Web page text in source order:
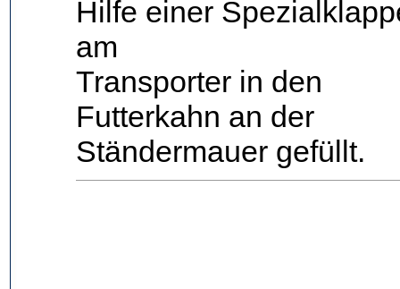
Hilfe einer
am
Transporter in den
Futterkahn an der
Ständermauer gefüllt.